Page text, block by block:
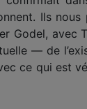
Ils
Godel, avec
— de
ce qui est